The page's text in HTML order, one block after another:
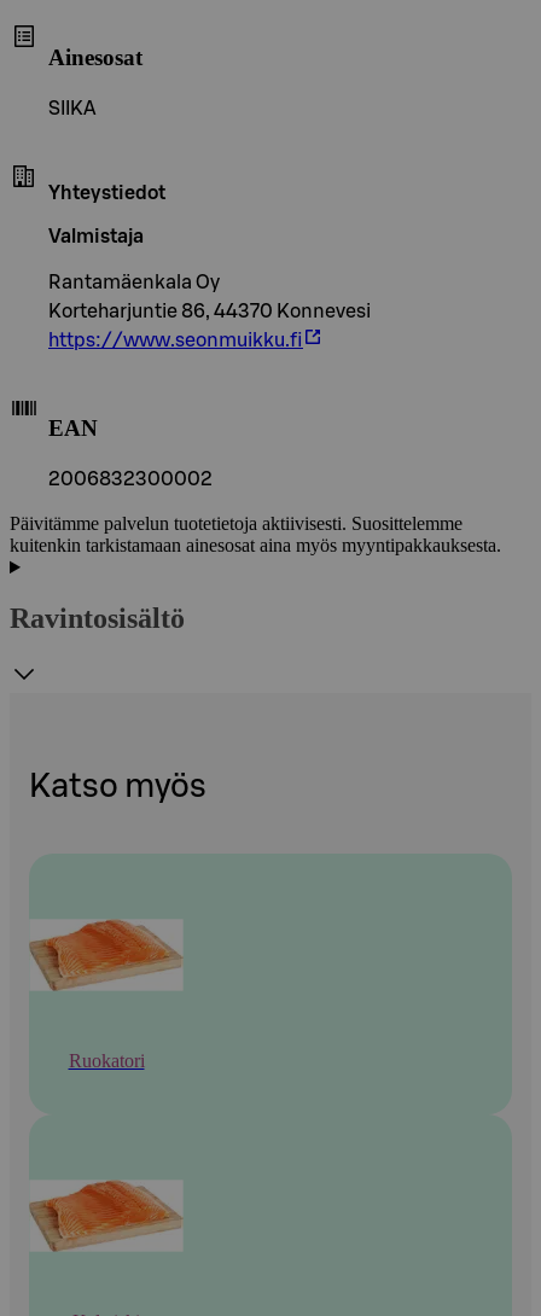
Ainesosat
SIIKA
Yhteystiedot
Valmistaja
Rantamäenkala Oy
Korteharjuntie 86, 44370 Konnevesi
https://www.seonmuikku.fi
EAN
2006832300002
Päivitämme palvelun tuotetietoja aktiivisesti. Suosittelemme
kuitenkin tarkistamaan ainesosat aina myös myyntipakkauksesta.
Ravintosisältö
Katso myös
Ruokatori